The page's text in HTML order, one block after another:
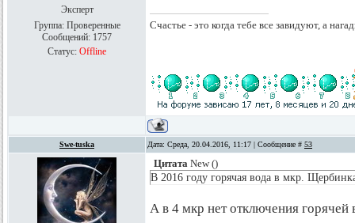
Эксперт
Группа: Проверенные
Сообщений: 1757
Статус: Offline
Счастье - это когда тебе все завидуют, а
Swe-tuska Дата: Среда, 20.04.2016, 11:17 | Сообщение # 53
Цитата New()
В 2016 году горячая вода в мкр.
А в 4 мкр нет отключения